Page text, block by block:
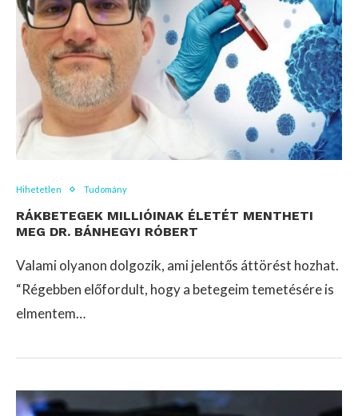
Hihetetlen Tudomány
RÁKBETEGEK MILLIÓINAK ÉLETÉT MENTHETI
MEG DR. BÁNHEGYI RÓBERT
Valami olyanon dolgozik, ami jelentős áttörést hozhat.
“Régebben előfordult, hogy a betegeim temetésére is
elmentem…